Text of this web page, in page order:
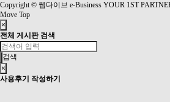
Copyright © 웹다이브 e-Business YOUR 1ST
Move Top
×
전체 게시판 검색
검색
×
사용후기 작성하기